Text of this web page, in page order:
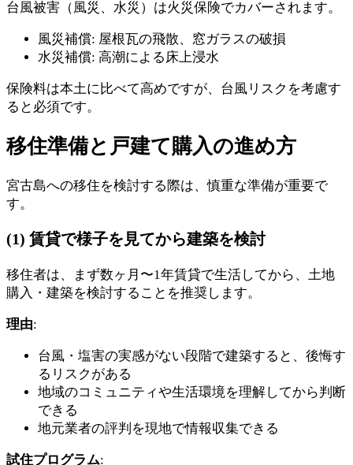
台風被害（風災、水災）は火災保険でカバーされます。
風災補償: 屋根瓦の飛散、窓ガラスの破損
水災補償: 高潮による床上浸水
保険料は本土に比べて高めですが、台風リスクを考慮す
ると必須です。
移住準備と戸建て購入の進め方
宮古島への移住を検討する際は、慎重な準備が重要で
す。
(1) 賃貸で様子を見てから建築を検討
移住者は、まず数ヶ月〜1年賃貸で生活してから、土地
購入・建築を検討することを推奨します。
理由:
台風・塩害の実感がない段階で建築すると、後悔す
るリスクがある
地域のコミュニティや生活環境を理解してから判断
できる
地元業者の評判を現地で情報収集できる
試住プログラム: